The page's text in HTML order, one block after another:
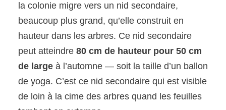
la colonie migre vers un nid secondaire,
beaucoup plus grand, qu’elle construit en
hauteur dans les arbres. Ce nid secondaire
peut atteindre 80 cm de hauteur pour 50 cm
de largeà l’automne — soit la taille d’un ballon
de yoga. C’est ce nid secondaire qui est visible
de loin à la cime des arbres quand les feuilles